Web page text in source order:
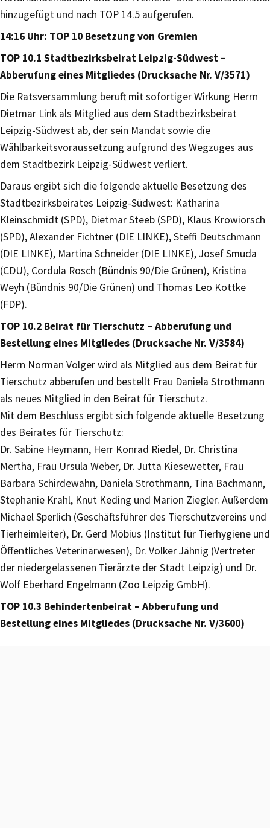
hinzugefügt und nach TOP 14.5 aufgerufen.
14:16 Uhr: TOP 10 Besetzung von Gremien
TOP 10.1 Stadtbezirksbeirat Leipzig-Südwest –
Abberufung eines Mitgliedes (Drucksache Nr. V/3571)
Die Ratsversammlung beruft mit sofortiger Wirkung Herrn
Dietmar Link als Mitglied aus dem Stadtbezirksbeirat
Leipzig-Südwest ab, der sein Mandat sowie die
Wählbarkeitsvoraussetzung aufgrund des Wegzuges aus
dem Stadtbezirk Leipzig-Südwest verliert.
Daraus ergibt sich die folgende aktuelle Besetzung des
Stadtbezirksbeirates Leipzig-Südwest: Katharina
Kleinschmidt (SPD), Dietmar Steeb (SPD), Klaus Krowiorsch
(SPD), Alexander Fichtner (DIE LINKE), Steffi Deutschmann
(DIE LINKE), Martina Schneider (DIE LINKE), Josef Smuda
(CDU), Cordula Rosch (Bündnis 90/Die Grünen), Kristina
Weyh (Bündnis 90/Die Grünen) und Thomas Leo Kottke
(FDP).
TOP 10.2 Beirat für Tierschutz – Abberufung und
Bestellung eines Mitgliedes (Drucksache Nr. V/3584)
Herrn Norman Volger wird als Mitglied aus dem Beirat für
Tierschutz abberufen und bestellt Frau Daniela Strothmann
als neues Mitglied in den Beirat für Tierschutz.
Mit dem Beschluss ergibt sich folgende aktuelle Besetzung
des Beirates für Tierschutz:
Dr. Sabine Heymann, Herr Konrad Riedel, Dr. Christina
Mertha, Frau Ursula Weber, Dr. Jutta Kiesewetter, Frau
Barbara Schirdewahn, Daniela Strothmann, Tina Bachmann,
Stephanie Krahl, Knut Keding und Marion Ziegler. Außerdem
Michael Sperlich (Geschäftsführer des Tierschutzvereins und
Tierheimleiter), Dr. Gerd Möbius (Institut für Tierhygiene und
Öffentliches Veterinärwesen), Dr. Volker Jähnig (Vertreter
der niedergelassenen Tierärzte der Stadt Leipzig) und Dr.
Wolf Eberhard Engelmann (Zoo Leipzig GmbH).
TOP 10.3 Behindertenbeirat – Abberufung und
Bestellung eines Mitgliedes (Drucksache Nr. V/3600)